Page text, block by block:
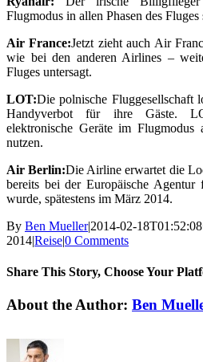
Flugmodus in allen Phasen des
Air France:Jetzt zieht auch Air
wie bei den anderen Airlines –
Fluges untersagt.
LOT:Die polnische Fluggesellschaft
Handyverbot für ihre Gäste.
elektronische Geräte im
nutzen.
Air Berlin:Die Airline erwartet die
bereits bei der Europäische Agentur
wurde, spätestens im März 2014.
By Ben Mueller|2014-02-
2014|Reise|0 Comments
Share This Story, Choose Your
Facebook
X
Reddit
LinkedIn
Tumblr
Pinterest
Vk
Email
About the Author: Ben